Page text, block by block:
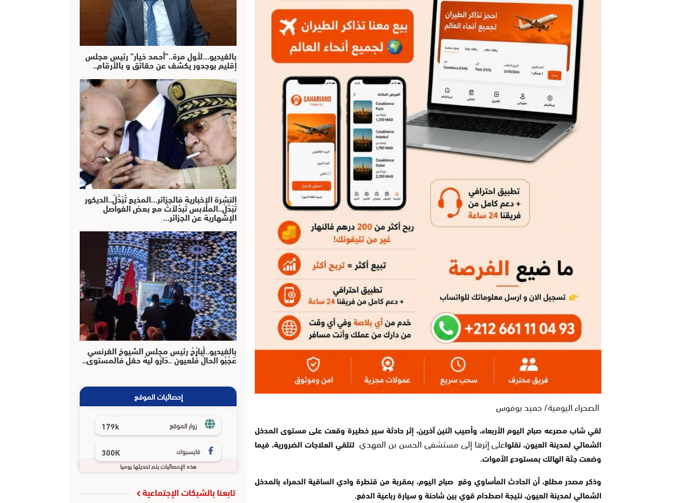
الصحراء اليومية/ حميد بوفوس
لقي شاب مصرعه صباح اليوم الأربعاء، وأصيب اثنين آخرين، إثر حادثة سير خطيرة وقعت على مستوى المدخل
الشمالي لمدينة العيون، نقلواعلى إثرها إلى مستشفى الحسن بن المهدي لتلقي العلاجات الضرورية، فيما
وضعت جثة الهالك بمستودع الأموات.
وذكر مصدر مطلع، أن الحادث المأساوي وقع صباح اليوم، بمقربة من قنطرة وادي الساقية الحمراء بالمدخل
الشمالي لمدينة العيون، نتيجة اصطدام قوي بين شاحنة و سيارة رباعية الدفع.
بالفيديو…لأول مرة..”أحمد خيار” رئيس مجلس
إقليم بوجدور يكشف عن حقائق و بالأرقام..
النشرة الإخبارية فالجزائر…المذيع تْبَدَّلْ..الديكور
تْبَدَّلْ..الملابس تْبدْلاَتْ مع بعض الفواصل
الإشهارية عن الجزائر…
بالفيديو..لْبارْحْ رئيس مجلس الشيوخ الفرنسي
عَجْبُو الحالْ فْلعيون ..دَارُو ليهْ حفل فالمستوى..
إحصائيات الموقع
زوار الموقع 179k
فايسبوك 300K
هذه الإحصائيات يتم تحديثها يوميا
تابعنا بالشبكات الإجتماعية